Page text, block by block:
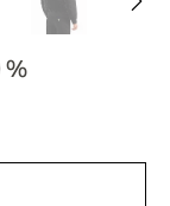
%